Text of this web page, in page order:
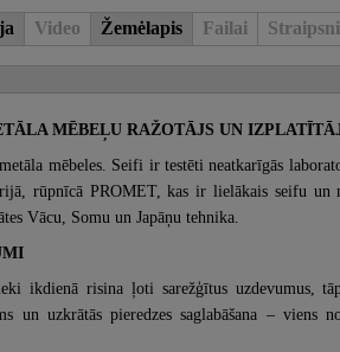
Video Žemėlapis Failai
MĒBEĻU RAŽOTĀJS UN
mēbeles. Seifi ir testēti neatkarīgās
rūpnīcā PROMET, kas ir lielākais seifu un
Vācu, Somu un Japāņu tehnika.
ikdienā risina ļoti sarežģītus uzdevumus,
un uzkrātās pieredzes saglabāšana – viens